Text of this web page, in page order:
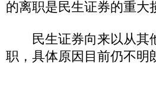
的离职是民生证券的重大
民生证券向来以从其
职，具体原因目前仍不明